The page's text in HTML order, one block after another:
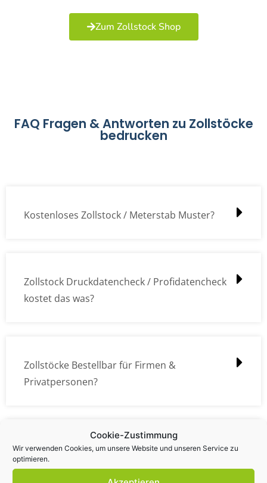
Cookie-Zustimmung
Wir verwenden Cookies, um unsere Website und unseren Service zu
optimieren.
Zum Zollstock Shop
FAQ Fragen & Antworten zu Zollstöcke
bedrucken
Kostenloses Zollstock / Meterstab Muster?
Zollstock Druckdatencheck / Profidatencheck
kostet das was?
Zollstöcke Bestellbar für Firmen &
Privatpersonen?
Wie kann ich die Daten (z.B. Logos und Texte)
übermitteln?